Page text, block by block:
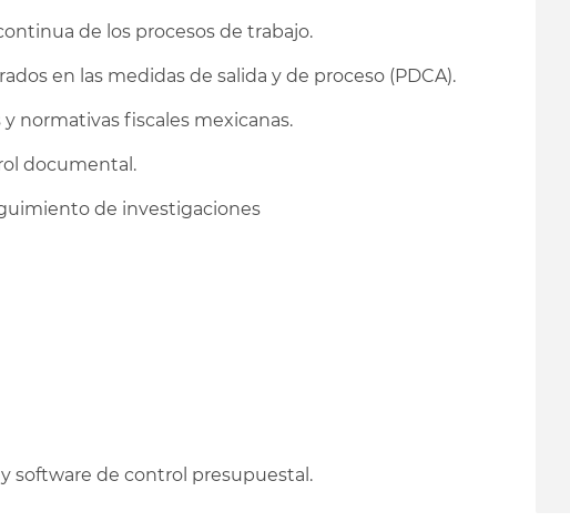
de los procesos de trabajo.
en las medidas de salida y de proceso (PDCA).
normativas fiscales mexicanas.
documental.
de investigaciones
software de control presupuestal.